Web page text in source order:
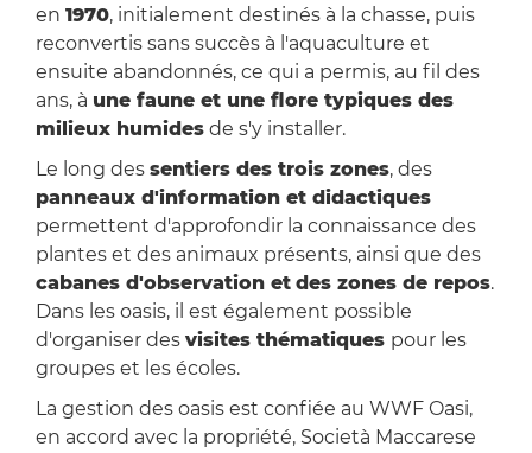
en 1970, initialement destinés à la chasse, puis
reconvertis sans succès à l'aquaculture et
ensuite abandonnés, ce qui a permis, au fil des
ans, à une faune et une flore typiques des
milieux humidesde s'y installer.
Le long des sentiers des trois zones, des
panneaux d'information et didactiques
permettent d'approfondir la connaissance des
plantes et des animaux présents, ainsi que des
cabanes d'observation et des zones de repos.
Dans les oasis, il est également possible
d'organiser des visites thématiques pour les
groupes et les écoles.
La gestion des oasis est confiée au WWF Oasi,
en accord avec la propriété, Società Maccarese